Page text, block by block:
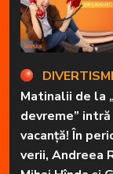
Matinalii de la
devreme” intră
vacanță! În
verii, Andreea